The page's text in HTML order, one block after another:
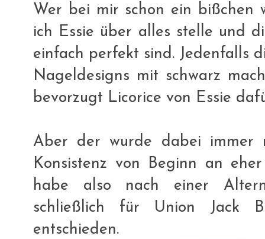
Wer bei mir schon ein bißchen
ich Essie über alles stelle und
einfach perfekt sind. Jedenfalls
Nageldesigns mit schwarz
bevorzugt Licorice von Essie
Aber der wurde dabei immer
Konsistenz von Beginn an
habe also nach einer
schließlich für Union Jack
entschieden.